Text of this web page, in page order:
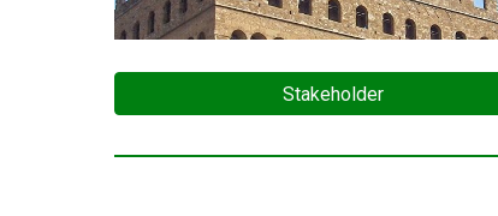
Stakeholder